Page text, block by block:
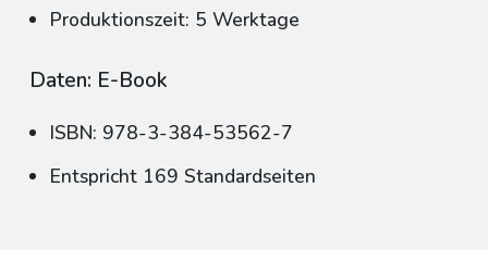
Produktionszeit: 5 Werktage
Daten: E-Book
ISBN: 978-3-384-53562-7
Entspricht 169 Standardseiten